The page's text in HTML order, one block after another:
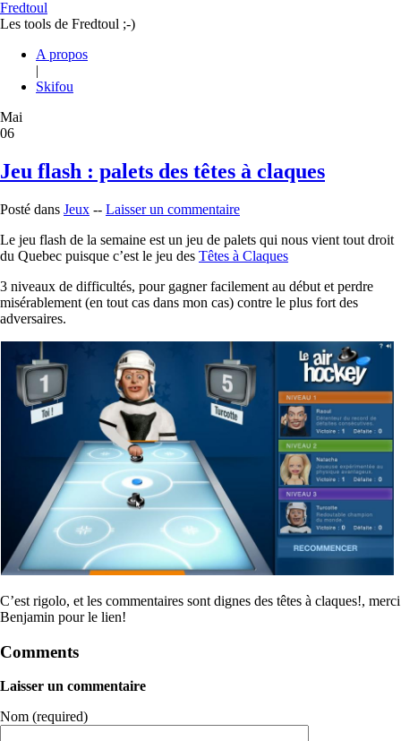
Fredtoul
Les tools de Fredtoul ;-)
A propos
|
Skifou
Mai
06
Jeu flash : palets des têtes à claques
Posté dans Jeux -- Laisser un commentaire
Le jeu flash de la semaine est un jeu de palets qui nous vient tout droit
du Quebec puisque c’est le jeu des Têtes à Claques
3 niveaux de difficultés, pour gagner facilement au début et perdre
misérablement (en tout cas dans mon cas) contre le plus fort des
adversaires.
C’est rigolo, et les commentaires sont dignes des têtes à claques!, merci
Benjamin pour le lien!
Comments
Laisser un commentaire
Nom (required)